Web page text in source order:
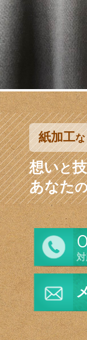
紙加工
想いと
あなた